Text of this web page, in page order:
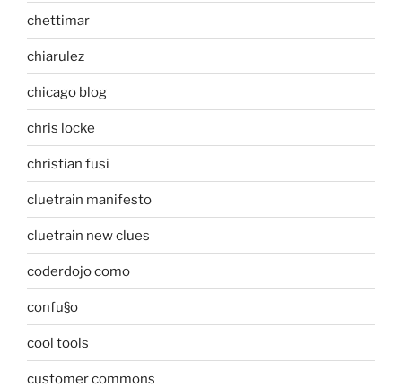
chettimar
chiarulez
chicago blog
chris locke
christian fusi
cluetrain manifesto
cluetrain new clues
coderdojo como
confu§o
cool tools
customer commons